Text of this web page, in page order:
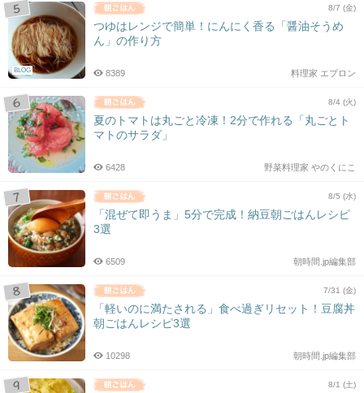
BLOG
8/7 (金)
つゆはレンジで簡単！にんにく香る「醤油そうめ
ん」の作り方
料理家 エプロン
8389
8/4 (火)
夏のトマトは丸ごと冷凍！2分で作れる「丸ごとト
マトのサラダ」
野菜料理家 やのくにこ
6428
8/5 (水)
「混ぜて即うま」5分で完成！納豆朝ごはんレシピ
3選
朝時間.jp編集部
6509
7/31 (金)
「軽いのに満たされる」食べ過ぎリセット！豆腐丼
朝ごはんレシピ3選
朝時間.jp編集部
10298
8/1 (土)